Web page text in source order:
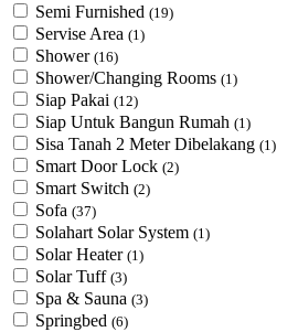
Semi Furnished (19)
Servise Area (1)
Shower (16)
Shower/Changing Rooms (1)
Siap Pakai (12)
Siap Untuk Bangun Rumah (1)
Sisa Tanah 2 Meter Dibelakang (1)
Smart Door Lock (2)
Smart Switch (2)
Sofa (37)
Solahart Solar System (1)
Solar Heater (1)
Solar Tuff (3)
Spa & Sauna (3)
Springbed (6)